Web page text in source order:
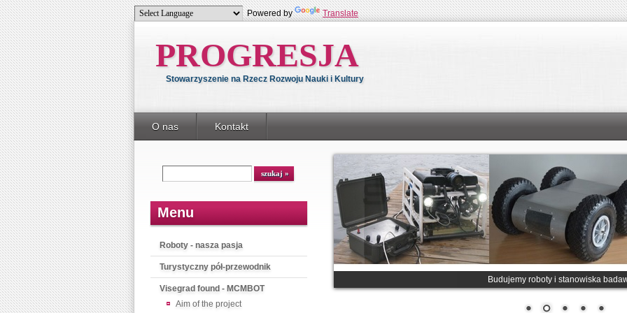
Powered by Translate
PROGRESJA
Stowarzyszenie na Rzecz Rozwoju Nauki i Kultury
O nas Kontakt
Menu
Roboty - nasza pasja
Turystyczny pół-przewodnik
Visegrad found - MCMBOT
Aim of the project
Budujemy roboty i stanowiska